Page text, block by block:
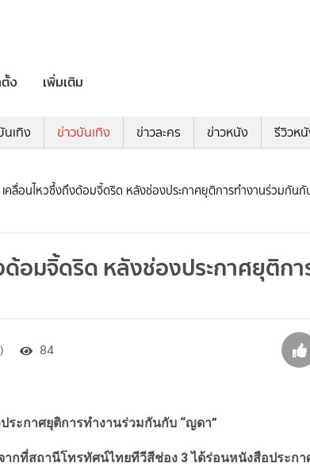
ง เพิ่มเติม
นเทิง ข่าวบันเทิง ข่าวละคร ข่าวหนัง รีวิวห
เคลื่อนไหวซึ้งถึงด้อมจิ้ดริด หลังช่องประกาศยุติการทำงานร่วมกัน
ด้อมจิ้ดริด หลังช่องประกาศยุติกา
84
ระกาศยุติการทำงานร่วมกันกับ “ญดา”
สถานีโทรทัศน์ไทยทีวีสีช่อง 3 ได้ร่อนหนังสือประกา